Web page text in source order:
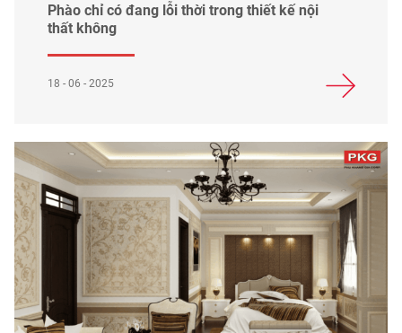
Phào chỉ có đang lỗi thời trong thiết kế nội
thất không
18 - 06 - 2025